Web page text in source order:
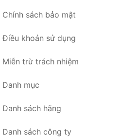
Chính sách bảo mật
Điều khoản sử dụng
Miễn trừ trách nhiệm
Danh mục
Danh sách hãng
Danh sách công ty